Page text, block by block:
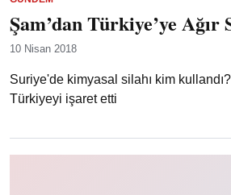
Şam’dan Türkiye’ye Ağır
10 Nisan 2018
Suriye'de kimyasal silahı kim
Türkiyeyi işaret etti